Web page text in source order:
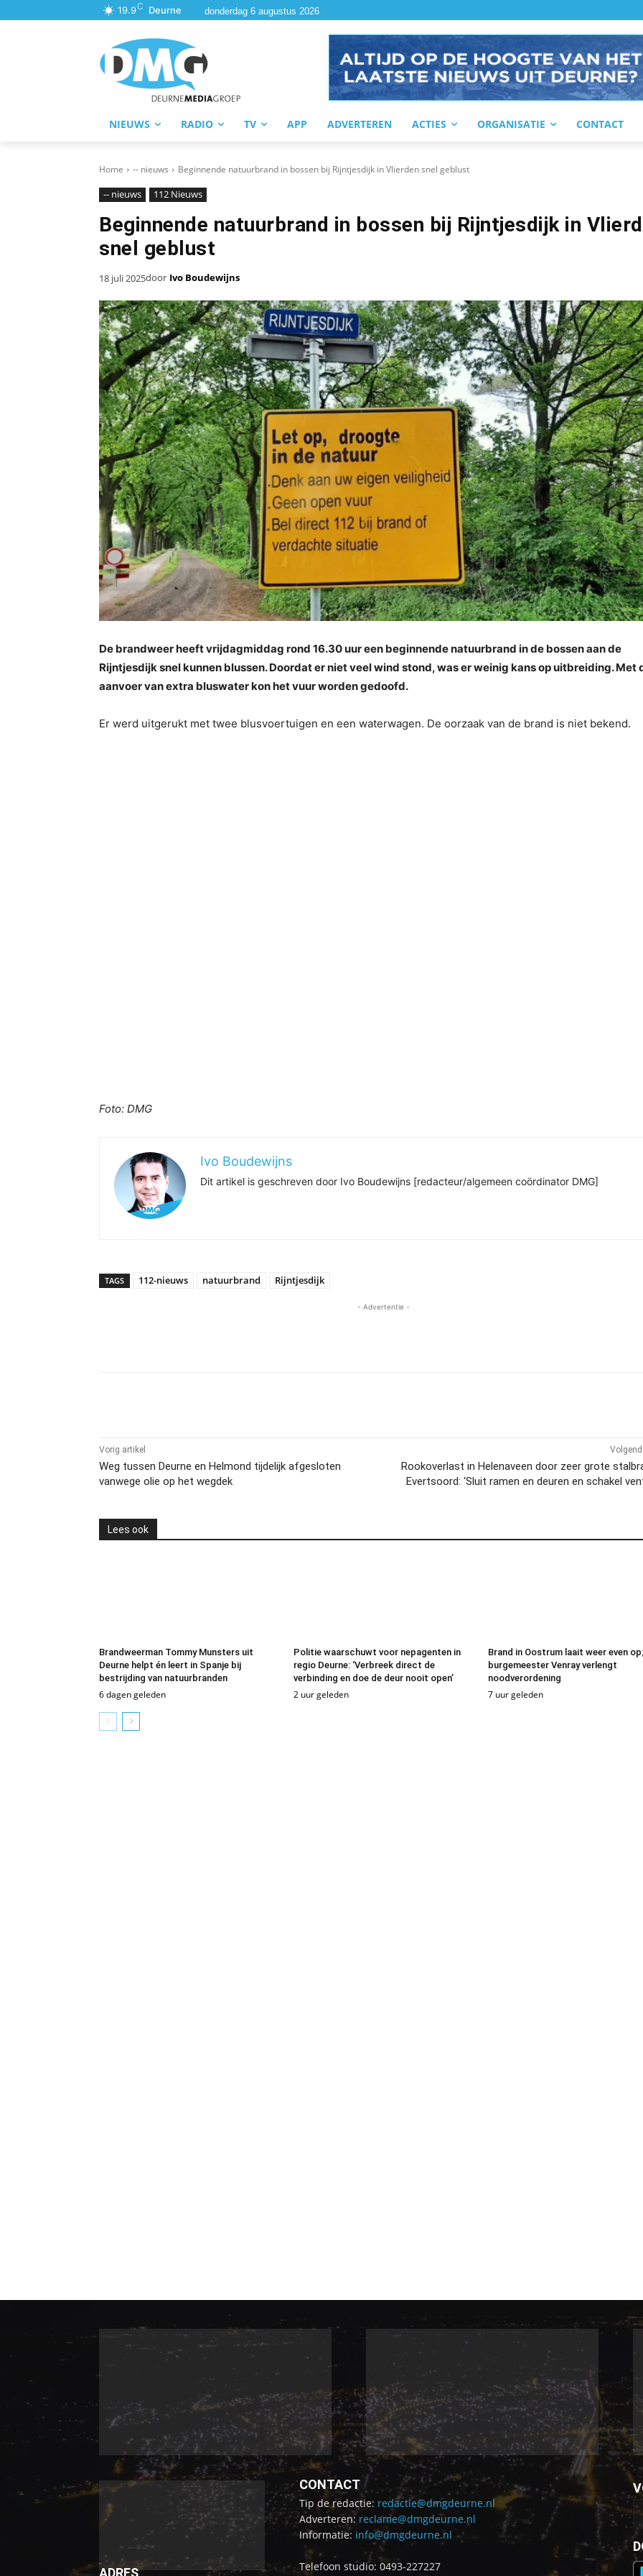
19.9C Deurne donderdag 6 augustus 2026
NIEUWS RADIO TV APP ADVERTEREN ACTIES ORGANISATIE CONTACT
Home -- nieuws Beginnende natuurbrand in bossen bij Rijntjesdijk in Vlierden snel geblust
-- nieuws 112 Nieuws
Beginnende natuurbrand in bossen bij Rijntjesdijk in
snel geblust
18 juli 2025door Ivo Boudewijns
De brandweer heeft vrijdagmiddag rond 16.30 uur een beginnende natuurbrand in de bossen aan de
Rijntjesdijk snel kunnen blussen. Doordat er niet veel wind stond, was er weinig kans op uitbreiding. Met
aanvoer van extra bluswater kon het vuur worden gedoofd.
Er werd uitgerukt met twee blusvoertuigen en een waterwagen. De oorzaak van de brand is niet bekend.
Foto: DMG
Ivo Boudewijns
Dit artikel is geschreven door Ivo Boudewijns [redacteur/algemeen coördinator DMG]
TAGS 112-nieuws natuurbrand Rijntjesdijk
- Advertentie -
Vorig artikel
Weg tussen Deurne en Helmond tijdelijk afgesloten
vanwege olie op het wegdek
Rookoverlast in Helenaveen door zeer grote
Evertsoord: ‘Sluit ramen en deuren en schakel
Lees ook
Brandweerman Tommy Munsters uit
Deurne helpt én leert in Spanje bij
bestrijding van natuurbranden
6 dagen geleden
Politie waarschuwt voor nepagenten in
regio Deurne: ‘Verbreek direct de
verbinding en doe de deur nooit open’
2 uur geleden
Brand in Oostrum laait weer even
burgemeester Venray verlengt
noodverordening
7 uur geleden
CONTACT
Tip de redactie: redactie@dmgdeurne.nl
Adverteren: reclame@dmgdeurne.nl
Informatie: info@dmgdeurne.nl
Telefoon studio: 0493-227227